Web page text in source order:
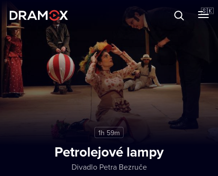
🇸🇰
Darčekové poukazy
Zaregistrujte sa
1h 59m
Petrolejové lampy
Divadlo Petra Bezruče